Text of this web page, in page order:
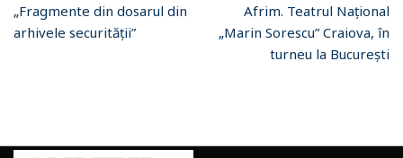
„Fragmente din dosarul din
arhivele securității”
Afrim. Teatrul Național
„Marin Sorescu” Craiova, în
turneu la București